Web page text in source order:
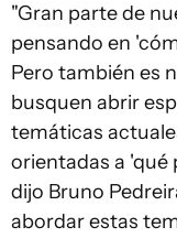
"Gran parte de
pensando en
Pero también es
busquen abrir
temáticas
orientadas a 'qué
dijo Bruno
abordar estas